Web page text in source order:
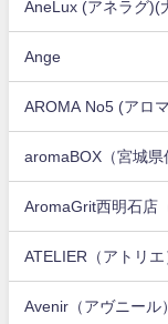
AneLux (アネラグ)(
Ange
AROMA No5 (アロ
aromaBOX（宮城県
AromaGrit西明石店
ATELIER（アトリエ
Avenir（アヴニール